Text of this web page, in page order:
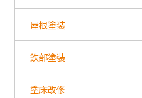
屋根塗装
鉄部塗装
塗床改修